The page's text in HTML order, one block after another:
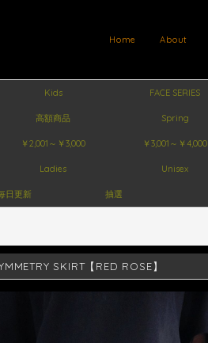
About
Home
Kids FACE SERIES
高額商品 Spring
￥2,001～￥3,000 ￥3,001～￥4,000
Ladies Unisex
日更新 抽選
SKIRT【RED ROSE】